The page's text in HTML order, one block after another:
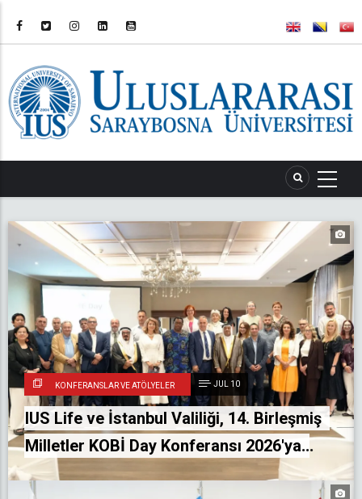
KONFERANSLAR VE ATÖLYELER JUL 10
IUS Life ve İstanbul Valiliği, 14. Birleşmiş
Milletler KOBİ Day Konferansı 2026'ya
Katıldı